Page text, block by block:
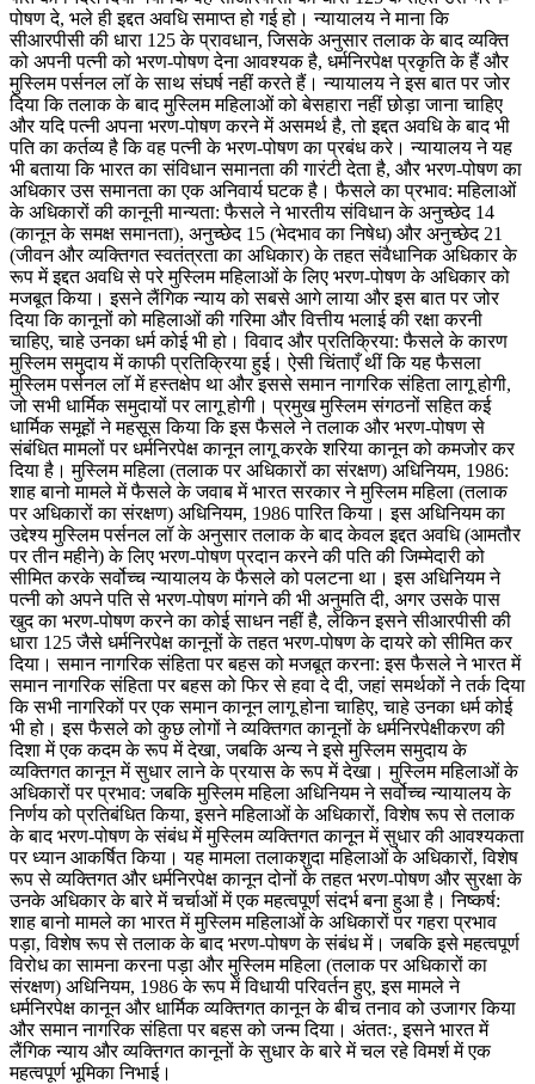
पोषण दे, भले ही इद्दत अवधि समाप्त हो गई हो। न्यायालय ने माना कि
सीआरपीसी की धारा 125 के प्रावधान, जिसके अनुसार तलाक के बाद व्यक्ति
को अपनी पत्नी को भरण-पोषण देना आवश्यक है, धर्मनिरपेक्ष प्रकृति के हैं और
मुस्लिम पर्सनल लॉ के साथ संघर्ष नहीं करते हैं। न्यायालय ने इस बात पर जोर
दिया कि तलाक के बाद मुस्लिम महिलाओं को बेसहारा नहीं छोड़ा जाना चाहिए
और यदि पत्नी अपना भरण-पोषण करने में असमर्थ है, तो इद्दत अवधि के बाद भी
पति का कर्तव्य है कि वह पत्नी के भरण-पोषण का प्रबंध करे। न्यायालय ने यह
भी बताया कि भारत का संविधान समानता की गारंटी देता है, और भरण-पोषण का
अधिकार उस समानता का एक अनिवार्य घटक है। फैसले का प्रभाव: महिलाओं
के अधिकारों की कानूनी मान्यता: फैसले ने भारतीय संविधान के अनुच्छेद 14
(कानून के समक्ष समानता), अनुच्छेद 15 (भेदभाव का निषेध) और अनुच्छेद 21
(जीवन और व्यक्तिगत स्वतंत्रता का अधिकार) के तहत संवैधानिक अधिकार के
रूप में इद्दत अवधि से परे मुस्लिम महिलाओं के लिए भरण-पोषण के अधिकार को
मजबूत किया। इसने लैंगिक न्याय को सबसे आगे लाया और इस बात पर जोर
दिया कि कानूनों को महिलाओं की गरिमा और वित्तीय भलाई की रक्षा करनी
चाहिए, चाहे उनका धर्म कोई भी हो। विवाद और प्रतिक्रिया: फैसले के कारण
मुस्लिम समुदाय में काफी प्रतिक्रिया हुई। ऐसी चिंताएँ थीं कि यह फैसला
मुस्लिम पर्सनल लॉ में हस्तक्षेप था और इससे समान नागरिक संहिता लागू होगी,
जो सभी धार्मिक समुदायों पर लागू होगी। प्रमुख मुस्लिम संगठनों सहित कई
धार्मिक समूहों ने महसूस किया कि इस फैसले ने तलाक और भरण-पोषण से
संबंधित मामलों पर धर्मनिरपेक्ष कानून लागू करके शरिया कानून को कमजोर कर
दिया है। मुस्लिम महिला (तलाक पर अधिकारों का संरक्षण) अधिनियम, 1986:
शाह बानो मामले में फैसले के जवाब में भारत सरकार ने मुस्लिम महिला (तलाक
पर अधिकारों का संरक्षण) अधिनियम, 1986 पारित किया। इस अधिनियम का
उद्देश्य मुस्लिम पर्सनल लॉ के अनुसार तलाक के बाद केवल इद्दत अवधि (आमतौर
पर तीन महीने) के लिए भरण-पोषण प्रदान करने की पति की जिम्मेदारी को
सीमित करके सर्वोच्च न्यायालय के फैसले को पलटना था। इस अधिनियम ने
पत्नी को अपने पति से भरण-पोषण मांगने की भी अनुमति दी, अगर उसके पास
खुद का भरण-पोषण करने का कोई साधन नहीं है, लेकिन इसने सीआरपीसी की
धारा 125 जैसे धर्मनिरपेक्ष कानूनों के तहत भरण-पोषण के दायरे को सीमित कर
दिया। समान नागरिक संहिता पर बहस को मजबूत करना: इस फैसले ने भारत में
समान नागरिक संहिता पर बहस को फिर से हवा दे दी, जहां समर्थकों ने तर्क दिया
कि सभी नागरिकों पर एक समान कानून लागू होना चाहिए, चाहे उनका धर्म कोई
भी हो। इस फैसले को कुछ लोगों ने व्यक्तिगत कानूनों के धर्मनिरपेक्षीकरण की
दिशा में एक कदम के रूप में देखा, जबकि अन्य ने इसे मुस्लिम समुदाय के
व्यक्तिगत कानून में सुधार लाने के प्रयास के रूप में देखा। मुस्लिम महिलाओं के
अधिकारों पर प्रभाव: जबकि मुस्लिम महिला अधिनियम ने सर्वोच्च न्यायालय के
निर्णय को प्रतिबंधित किया, इसने महिलाओं के अधिकारों, विशेष रूप से तलाक
के बाद भरण-पोषण के संबंध में मुस्लिम व्यक्तिगत कानून में सुधार की आवश्यकता
पर ध्यान आकर्षित किया। यह मामला तलाकशुदा महिलाओं के अधिकारों, विशेष
रूप से व्यक्तिगत और धर्मनिरपेक्ष कानून दोनों के तहत भरण-पोषण और सुरक्षा के
उनके अधिकार के बारे में चर्चाओं में एक महत्वपूर्ण संदर्भ बना हुआ है। निष्कर्ष:
शाह बानो मामले का भारत में मुस्लिम महिलाओं के अधिकारों पर गहरा प्रभाव
पड़ा, विशेष रूप से तलाक के बाद भरण-पोषण के संबंध में। जबकि इसे महत्वपूर्ण
विरोध का सामना करना पड़ा और मुस्लिम महिला (तलाक पर अधिकारों का
संरक्षण) अधिनियम, 1986 के रूप में विधायी परिवर्तन हुए, इस मामले ने
धर्मनिरपेक्ष कानून और धार्मिक व्यक्तिगत कानून के बीच तनाव को उजागर किया
और समान नागरिक संहिता पर बहस को जन्म दिया। अंततः, इसने भारत में
लैंगिक न्याय और व्यक्तिगत कानूनों के सुधार के बारे में चल रहे विमर्श में एक
महत्वपूर्ण भूमिका निभाई।